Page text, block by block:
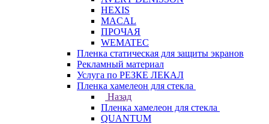
HEXIS
MACAL
ПРОЧАЯ
WEMATEC
Пленка статическая для защиты экранов
Рекламный материал
Услуга по РЕЗКЕ ЛЕКАЛ
Пленка хамелеон для стекла
Назад
Пленка хамелеон для стекла
QUANTUM